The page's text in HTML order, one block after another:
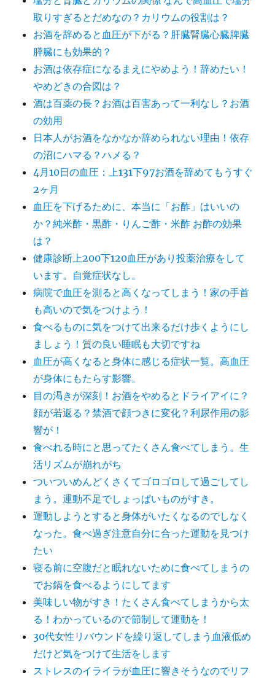
取りすぎるとだめなの？カリウムの役割は？
お酒を辞めると血圧が下がる？肝臓腎臓心臓脾臓
膵臓にも効果的？
お酒は依存症になるまえにやめよう！辞めたい！
やめどきの合図は？
酒は百薬の長？お酒は百害あって一利なし？お酒
の効用
日本人がお酒をなかなか辞められない理由！依存
の沼にハマる？ハメる？
4月10日の血圧：上131下97お酒を辞めてもうすぐ
2ヶ月
血圧を下げるために、本当に「お酢」はいいの
か？純米酢・黒酢・りんご酢・米酢 お酢の効果
は？
健康診断上200下120血圧があり投薬治療をして
います。自覚症状なし。
病院で血圧を測ると高くなってしまう！家の手首
も高いので気をつけよう！
食べるものに気をつけて出来るだけ歩くようにし
ましょう！質の良い睡眠も大切ですね
血圧が高くなると身体に感じる症状一覧。高血圧
が身体にもたらす影響。
目の渇きが深刻！お酒をやめるとドライアイに？
顔が若返る？禁酒で顔つきに変化？利尿作用の影
響が！
食べれる時にと思ってたくさん食べてしまう。生
活リズムが崩れがち
ついついめんどくさくてゴロゴロして過ごしてし
まう。運動不足でしょっぱいものがすき。
運動しようとすると身体がいたくなるのでしなく
なった。食べ過ぎ注意自分に合った運動を見つけ
たい
寝る前に空腹だと眠れないために食べてしまうの
でお鍋を食べるようにしてます
美味しい物がすき！たくさん食べてしまうから太
る！わかっているので節制して運動を！
30代女性リバウンドを繰り返してしまう血液低め
だけど気をつけて生活をします
ストレスのイライラが血圧に響きそうなのでリフ